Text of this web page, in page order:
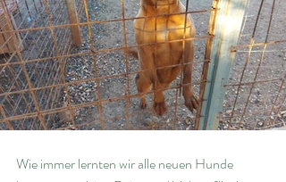
Wie immer lernten wir alle neuen Hunde